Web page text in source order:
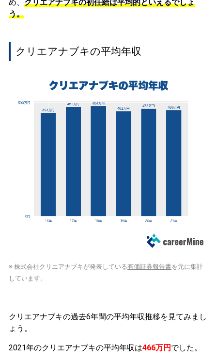
め、 クリエアナブキの初任給は平均的といえるでしょ
う。
クリエアナブキの平均年収
※ 株式会社クリエアナブキが発表している有価証券報告書を元に集計
しています。
クリエアナブキの過去6年間の平均年収推移を見てみまし
ょう。
2021年のクリエアナブキの平均年収は466万円 でした。